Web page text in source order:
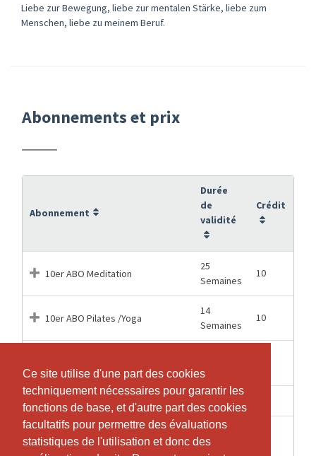
Ce site utilise d'une part des cookies
techniquement nécessaires pour garantir les
fonctions de base, et d'autre part des cookies
facultatifs pour permettre des évaluations
statistiques de l'utilisation et donc des
Ce site utilise d'une part des cookies
techniquement nécessaires pour garantir les
fonctions de base, et d'autre part des cookies
facultatifs pour permettre des évaluations
statistiques de l'utilisation et donc des
Liebe zur Bewegung, liebe zur mentalen Stärke, liebe zum
Menschen, liebe zu meinem Beruf.
Abonnements et prix
Abonnement
Durée
de
validité
Crédit
10er ABO Meditation
25
Semaines
10
10er ABO Pilates /Yoga
14
Semaines
10
buchen
Semaines
Pilates/Yoga, 24 Trainings
Pilates/Yoga; Für die zweite
Lektion in der Woche wenn schon ein
7 Mois